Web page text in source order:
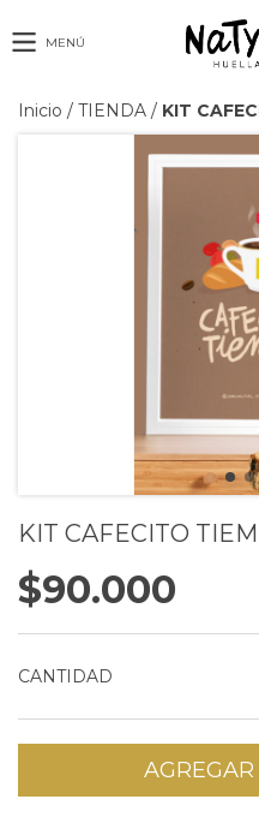
MENÚ
Inicio / TIENDA / KIT
KIT CAFECITO
$90.000
CANTIDAD